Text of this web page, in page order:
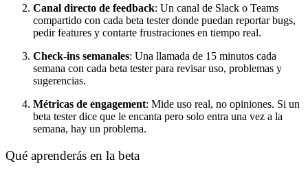
Canal directo de feedback: Un canal de Slack o Teams
compartido con cada beta tester donde puedan reportar bugs,
pedir features y contarte frustraciones en tiempo real.
Check-ins semanales: Una llamada de 15 minutos cada
semana con cada beta tester para revisar uso, problemas y
sugerencias.
Métricas de engagement: Mide uso real, no opiniones. Si un
beta tester dice que le encanta pero solo entra una vez a la
semana, hay un problema.
Qué aprenderás en la beta